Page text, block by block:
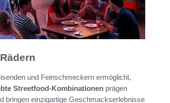
und Feinschmeckern ermöglicht,
Streetfood-Kombinationen prägen
bringen einzigartige Geschmackserlebnisse